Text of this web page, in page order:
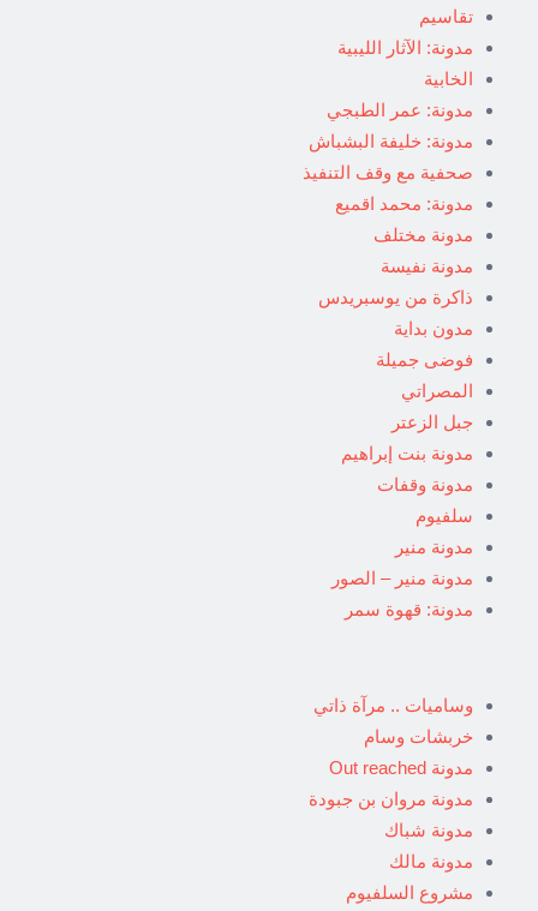
تقاسيم
مدونة: الآثار الليبية
الخابية
مدونة: عمر الطبجي
مدونة: خليفة البشباش
صحفية مع وقف التنفيذ
مدونة: محمد اقميع
مدونة مختلف
مدونة نفيسة
ذاكرة من يوسبريدس
مدون بداية
فوضى جميلة
المصراتي
جبل الزعتر
مدونة بنت إبراهيم
مدونة وقفات
سلفيوم
مدونة منير
مدونة منير – الصور
مدونة: قهوة سمر
وساميات .. مرآة ذاتي
خربشات وسام
مدونة Out reached
مدونة مروان بن جبودة
مدونة شباك
مدونة مالك
مشروع السلفيوم